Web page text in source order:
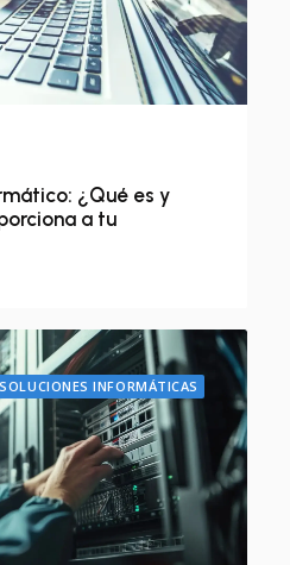
¿Qué es y
a tu
SOLUCIONES INFORMÁTICAS